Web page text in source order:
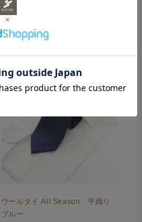
ウールタイ All Season 平織り
ウールタイ All Season 平織り
ブルー